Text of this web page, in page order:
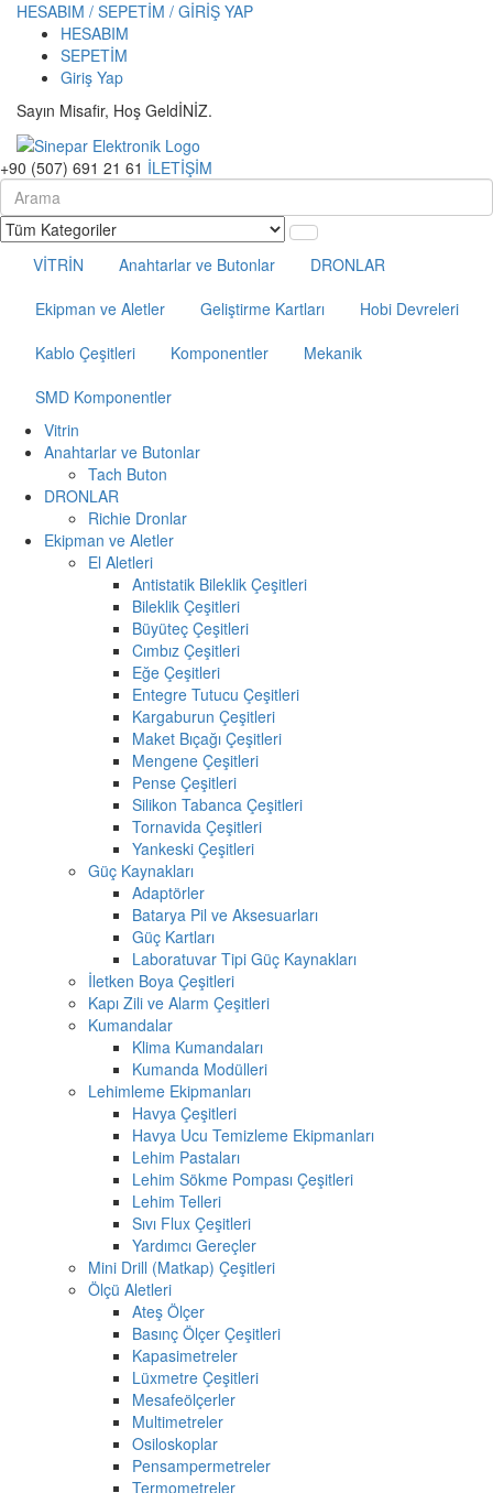
HESABIM / SEPETİM / GİRİŞ YAP
HESABIM
SEPETİM
Giriş Yap
Sayın Misafir, Hoş GeldİNİZ.
+90 (507) 691 21 61 İLETİŞİM
VİTRİN Anahtarlar ve Butonlar
DRONLAR
Ekipman ve Aletler
Geliştirme Kartları
Hobi Devreleri
Kablo Çeşitleri
Komponentler
Mekanik
SMD Komponentler
Vitrin
Anahtarlar ve Butonlar
Tach Buton
DRONLAR
Richie Dronlar
Ekipman ve Aletler
El Aletleri
Antistatik Bileklik Çeşitleri
Bileklik Çeşitleri
Büyüteç Çeşitleri
Cımbız Çeşitleri
Eğe Çeşitleri
Entegre Tutucu Çeşitleri
Kargaburun Çeşitleri
Maket Bıçağı Çeşitleri
Mengene Çeşitleri
Pense Çeşitleri
Silikon Tabanca Çeşitleri
Tornavida Çeşitleri
Yankeski Çeşitleri
Güç Kaynakları
Adaptörler
Batarya Pil ve Aksesuarları
Güç Kartları
Laboratuvar Tipi Güç Kaynakları
İletken Boya Çeşitleri
Kapı Zili ve Alarm Çeşitleri
Kumandalar
Klima Kumandaları
Kumanda Modülleri
Lehimleme Ekipmanları
Havya Çeşitleri
Havya Ucu Temizleme Ekipmanları
Lehim Pastaları
Lehim Sökme Pompası Çeşitleri
Lehim Telleri
Sıvı Flux Çeşitleri
Yardımcı Gereçler
Mini Drill (Matkap) Çeşitleri
Ölçü Aletleri
Ateş Ölçer
Basınç Ölçer Çeşitleri
Kapasimetreler
Lüxmetre Çeşitleri
Mesafeölçerler
Multimetreler
Osiloskoplar
Pensampermetreler
Termometreler